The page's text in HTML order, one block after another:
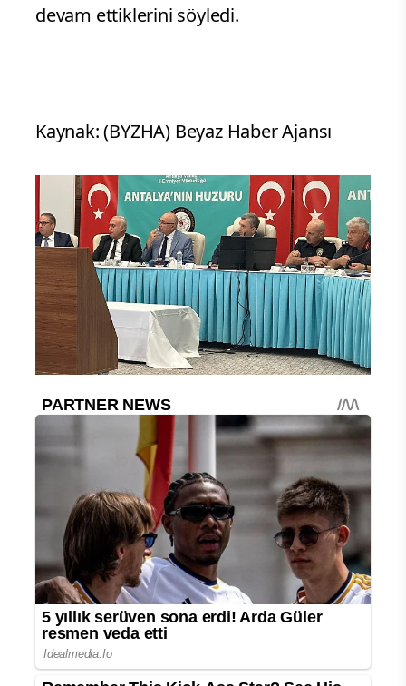
devam ettiklerini söyledi.
Kaynak: (BYZHA) Beyaz Haber Ajansı